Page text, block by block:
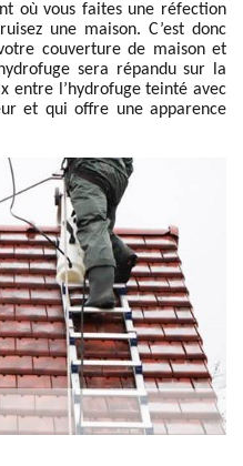
où vous faites une réfection
une maison. C’est donc
couverture de maison et
sera répandu sur la
entre l’hydrofuge teinté avec
et qui offre une apparence